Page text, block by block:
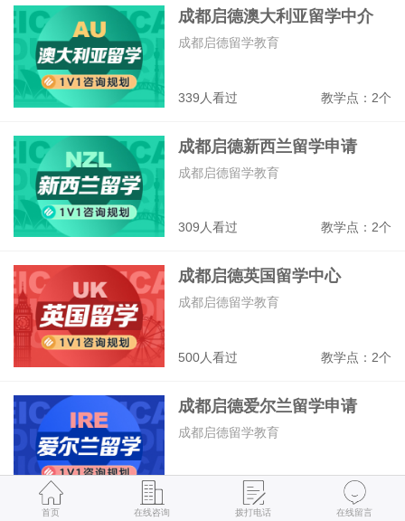
国际课程 留学美国 留学英国 留学澳洲
成都启德澳大利亚留学中介
339人看过 教学点：2个
成都启德留学教育
成都启德新西兰留学申请
309人看过 教学点：2个
成都启德留学教育
成都启德英国留学中心
500人看过 教学点：2个
成都启德留学教育
成都启德爱尔兰留学申请
教学点：2个
成都启德留学教育
首页 在线咨询 拨打电话 在线留言